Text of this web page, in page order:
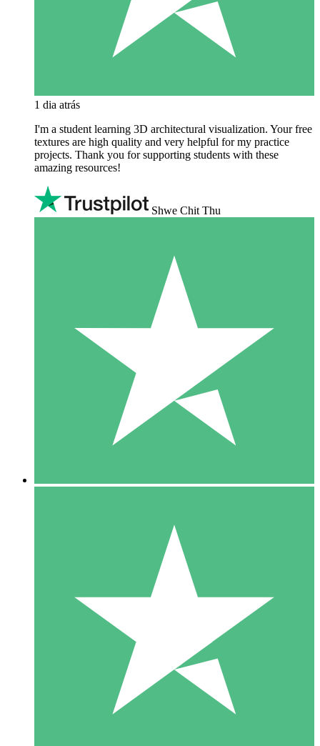
1 dia atrás
I'm a student learning 3D architectural visualization. Your free
textures are high quality and very helpful for my practice
projects. Thank you for supporting students with these
amazing resources!
Shwe Chit Thu